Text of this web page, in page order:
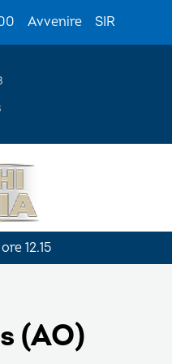
Avvenire SIR
12.15
(AO)